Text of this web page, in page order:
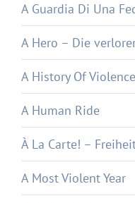
A Guardia Di Una
A Hero – Die
A History Of Violence
A Human Ride
À La Carte! –
A Most Violent Year